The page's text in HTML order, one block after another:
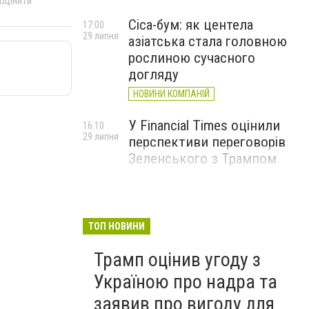
Cica-бум: як центела
азіатська стала головною
рослиною сучасного
догляду
НОВИНИ КОМПАНІЙ
17:00
29 липня
У Financial Times оцінили
перспективи переговорів
Зеленського з Трампом
16:10
29 липня
ТОП НОВИНИ
Трамп оцінив угоду з
Україною про надра та
заявив про вигоду для